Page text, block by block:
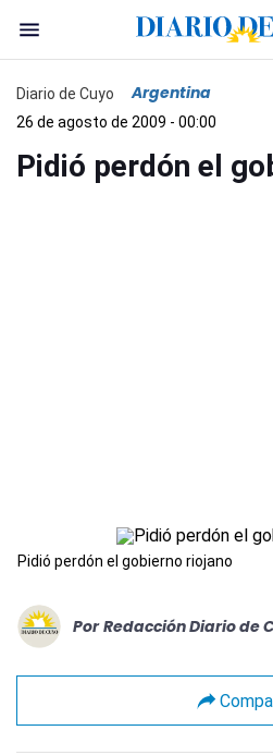
Diario de Cuyo Argentina
26 de agosto de 2009 - 00:00
Pidió perdón el
Pidió perdón el gobierno riojano
Por Redacción Diario de